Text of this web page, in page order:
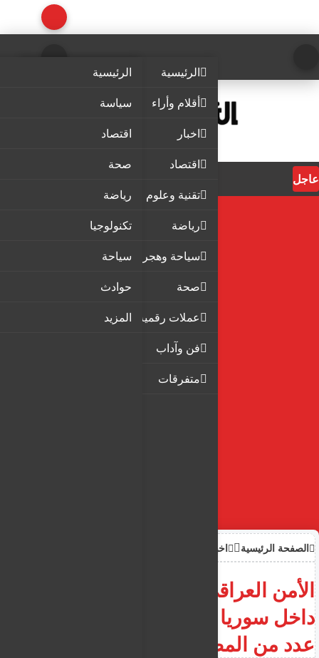
الرئيسية
أقلام وأراء
اخبار
اقتصاد
تقنية وعلوم
رياضة
سياحة وهجرة
صحة
عملات رقمية
فن وآداب
متفرقات
الرئيسية
سياسة
اقتصاد
صحة
رياضة
تكنولوجيا
سياحة
حوادث
المزيد
عاجل
الصفحة الرئيسية اخبار
الأمن العراقي ينفذ عملية نوعية
داخل سوريا وإلقاء القبض على
عدد من المطلوبين دوليا